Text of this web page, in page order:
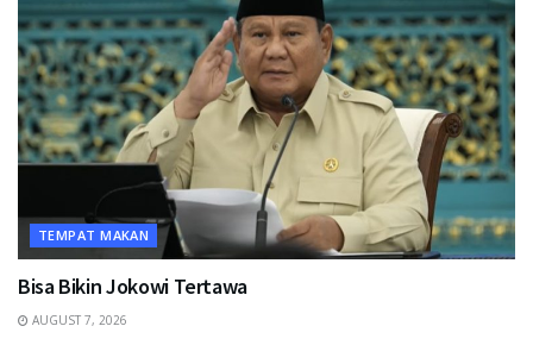
TEMPAT MAKAN
Bisa Bikin Jokowi Tertawa
AUGUST 7, 2026